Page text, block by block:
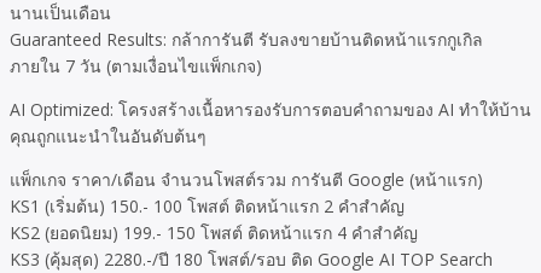
นานเป็นเดือน
Guaranteed Results: กล้าการันตี รับลงขายบ้านติดหน้าแรกกูเกิล
ภายใน 7 วัน (ตามเงื่อนไขแพ็กเกจ)
AI Optimized: โครงสร้างเนื้อหารองรับการตอบคำถามของ AI ทำให้บ้าน
คุณถูกแนะนำในอันดับต้นๆ
แพ็กเกจ ราคา/เดือน จำนวนโพสต์รวม การันตี Google (หน้าแรก)
KS1 (เริ่มต้น) 150.- 100 โพสต์ ติดหน้าแรก 2 คำสำคัญ
KS2 (ยอดนิยม) 199.- 150 โพสต์ ติดหน้าแรก 4 คำสำคัญ
KS3 (คุ้มสุด) 2280.-/ปี 180 โพสต์/รอบ ติด Google AI TOP Search